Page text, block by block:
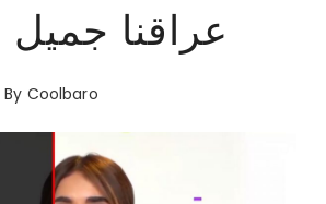
عراقنا جميل
By Coolbaro